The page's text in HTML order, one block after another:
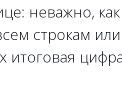
неважно,
строкам
итоговая